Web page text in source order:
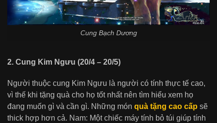
Cung Bạch Dương
2. Cung Kim Ngưu (20/4 – 20/5)
Người thuộc cung Kim Ngưu là người có tính thực tế cao,
vì thế khi tặng quà cho họ tốt nhất nên tìm hiểu xem họ
đang muốn gì và cần gì. Những món quà tặng cao cấp sẽ
thick hợp hơn cả. Nam: Một chiếc máy tính bỏ túi giúp tính